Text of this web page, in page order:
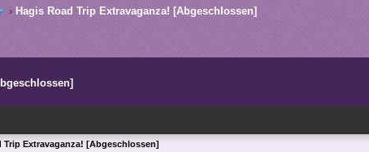
› Hagis Road Trip Extravaganza! [Abgeschlossen]
Trip Extravaganza! [Abgeschlossen]